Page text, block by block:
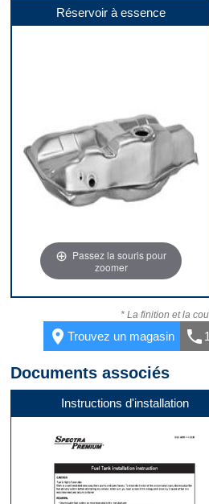
Réservoir à essence
Passez la souris pour
zoomer
* La finition et la
placeTrouvez un magasin call
Documents associés
Instructions d'installation